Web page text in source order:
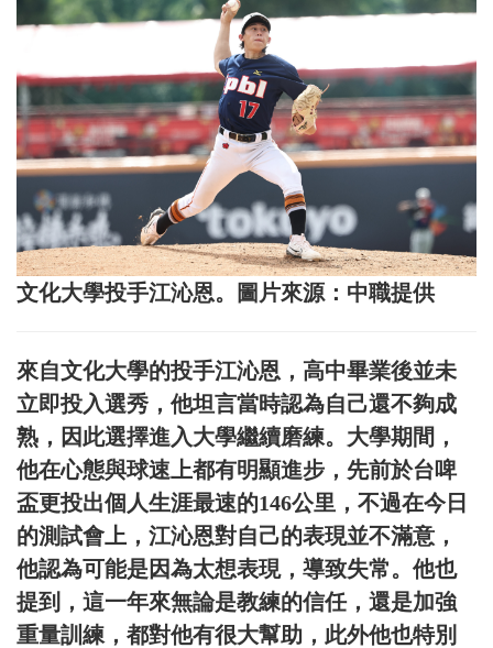
文化大學投手江沁恩。圖片來源：中職提供
來自文化大學的投手江沁恩，高中畢業後並未
立即投入選秀，他坦言當時認為自己還不夠成
熟，因此選擇進入大學繼續磨練。大學期間，
他在心態與球速上都有明顯進步，先前於台啤
盃更投出個人生涯最速的146公里，不過在今日
的測試會上，江沁恩對自己的表現並不滿意，
他認為可能是因為太想表現，導致失常。他也
提到，這一年來無論是教練的信任，還是加強
重量訓練，都對他有很大幫助，此外他也特別